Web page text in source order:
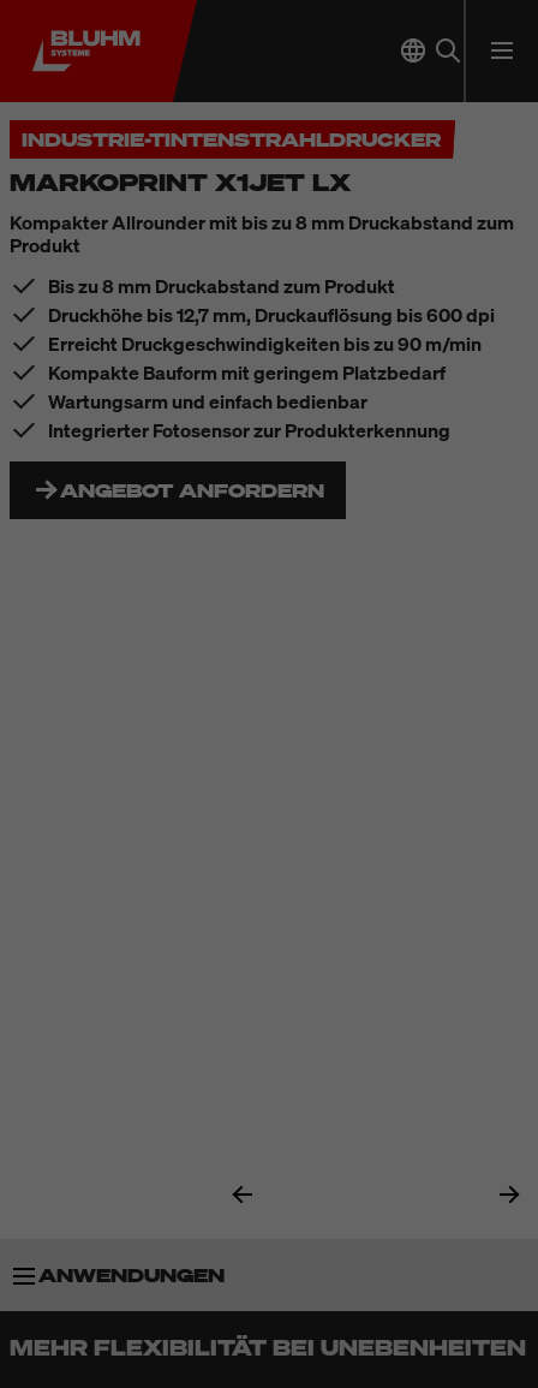
INDUSTRIE-TINTENSTRAHLDRUCKER
MARKOPRINT X1JET LX
Kompakter Allrounder mit bis zu 8 mm Druckabstand zum
Produkt
Bis zu 8 mm Druckabstand zum Produkt
Druckhöhe bis 12,7 mm, Druckauflösung bis 600 dpi
Erreicht Druckgeschwindigkeiten bis zu 90 m/min
Kompakte Bauform mit geringem Platzbedarf
Wartungsarm und einfach bedienbar
Integrierter Fotosensor zur Produkterkennung
ANGEBOT ANFORDERN
ANWENDUNGEN
BESONDERHEITEN
MEHR FLEXIBILITÄT BEI UNEBENHEITEN